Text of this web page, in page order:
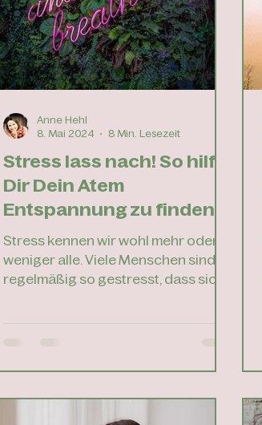
Hitze als Einladung, nicht als
Störung Mein langsamstes Re
Stress lass nach! So hilft
Dir Dein Atem
Entspannung zu finden.
Stress kennen wir wohl mehr oder
weniger alle. Viele Menschen sind
regelmäßig so gestresst, dass sich
Anne Hehl
8. Mai 2024
8 Min. Lesezeit